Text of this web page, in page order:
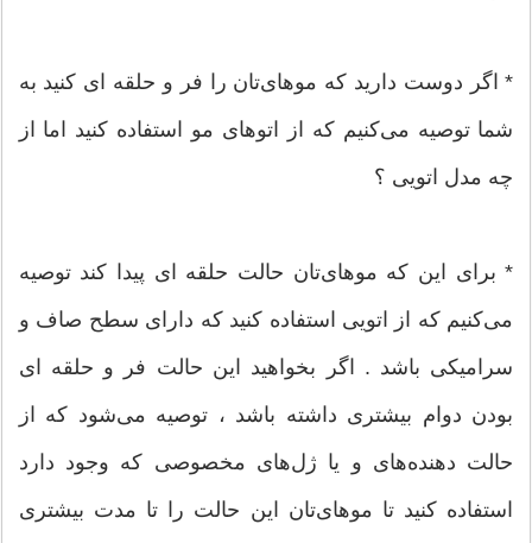
* اگر دوست دارید که موهای‌تان را فر و حلقه ای کنید به
شما توصیه می‌کنیم که از اتو‌های مو استفاده کنید اما از
چه مدل اتویی ؟
* برای این که موهای‌تان حالت حلقه ای پیدا کند توصیه
می‌کنیم که از اتویی استفاده کنید که دارای سطح صاف و
سرامیکی باشد . اگر بخواهید این حالت فر و حلقه ای
بودن دوام بیشتری داشته باشد ، توصیه می‌شود که از
حالت دهنده‌های و یا ژل‌های مخصوصی که وجود دارد
استفاده کنید تا موهای‌تان این حالت را تا مدت بیشتری